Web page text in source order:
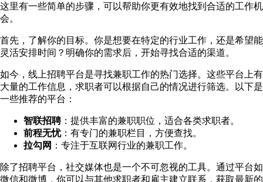
这里有一些简单的步骤，可以帮助你更有效地找到合适的工作机
会。
首先，了解你的目标。你是想要在特定的行业工作，还是希望能
灵活安排时间？明确你的需求后，开始寻找合适的渠道。
如今，线上招聘平台是寻找兼职工作的热门选择。这些平台上有
大量的工作信息，求职者可以根据自己的情况进行筛选。以下是
一些推荐的平台：
智联招聘：提供丰富的兼职职位，适合各类求职者。
前程无忧：有专门的兼职栏目，方便查找。
拉勾网 ：专注于互联网行业的兼职工作。
除了招聘平台，社交媒体也是一个不可忽视的工具。通过平台如
微信和微博，你可以与其他求职者和雇主建立联系，获取最新的